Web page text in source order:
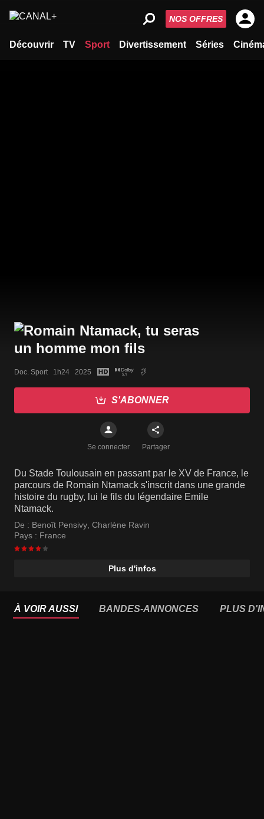
Découvrir TV Sport Divertissement Séries
NOS OFFRES
Doc. Sport   1h24   2025
S'ABONNER
Se connecter Partager
Du Stade Toulousain en passant par le XV de France, le
parcours de Romain Ntamack s'inscrit dans une grande
histoire du rugby, lui le fils du légendaire Emile
Ntamack.
De : Benoît Pensivy, Charlène Ravin
Pays : France
Plus d'infos
À VOIR AUSSI BANDES-ANNONCES PLUS